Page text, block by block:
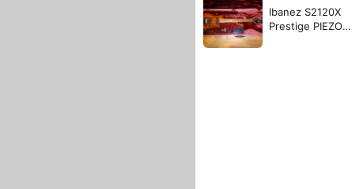
Ibanez S2120X
Prestige PIEZO